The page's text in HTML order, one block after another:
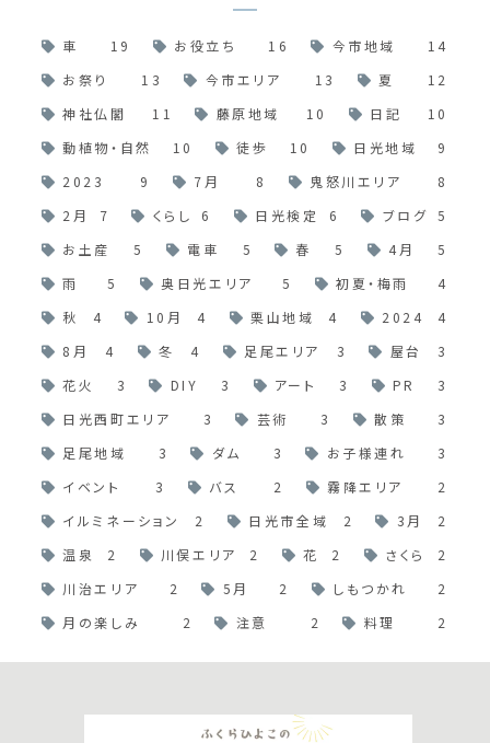
車 19 お役立ち 16 今市地域
14
お祭り
13 今市エリア 13 夏
12
神社仏閣
11 藤原地域 10 日記
10
動植物・自然
10 徒歩 10 日光地域
9
2023
9 7月 8 鬼怒川エリア
8
2月
7 くらし 6 日光検定 6 ブログ
5
お土産
5 電車 5 春 5 4月
5
雨
5 奥日光エリア 5 初夏・梅雨
4
秋
4 10月 4 栗山地域 4 2024
4
8月
4 冬 4 足尾エリア 3 屋台
3
花火
3 DIY 3 アート 3 PR
3
日光西町エリア
3 芸術 3 散策
3
足尾地域
3 ダム 3 お子様連れ
3
イベント
3 バス 2 霧降エリア
2
イルミネーション
2 日光市全域 2 3月
2
温泉
2 川俣エリア 2 花 2 さくら
2
川治エリア
2 5月 2 しもつかれ
2
月の楽しみ
2 注意 2 料理 2